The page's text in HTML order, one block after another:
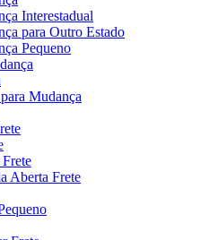
Interestadual
para Outro Estado
Pequeno
Mudança
Aberta Frete